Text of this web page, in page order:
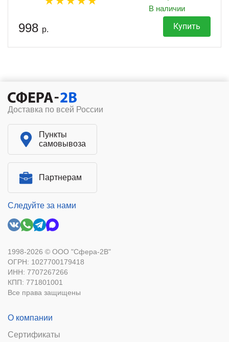
В наличии
998 р. Купить
Доставка по всей России
Пункты
самовывоза
Партнерам
Следуйте за нами
1998-2026 © ООО "Сфера-2В"
ОГРН: 1027700179418
ИНН: 7707267266
КПП: 771801001
Все права защищены
О компании
Сертификаты